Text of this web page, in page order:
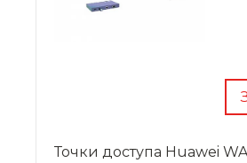
Точки доступа Huawei